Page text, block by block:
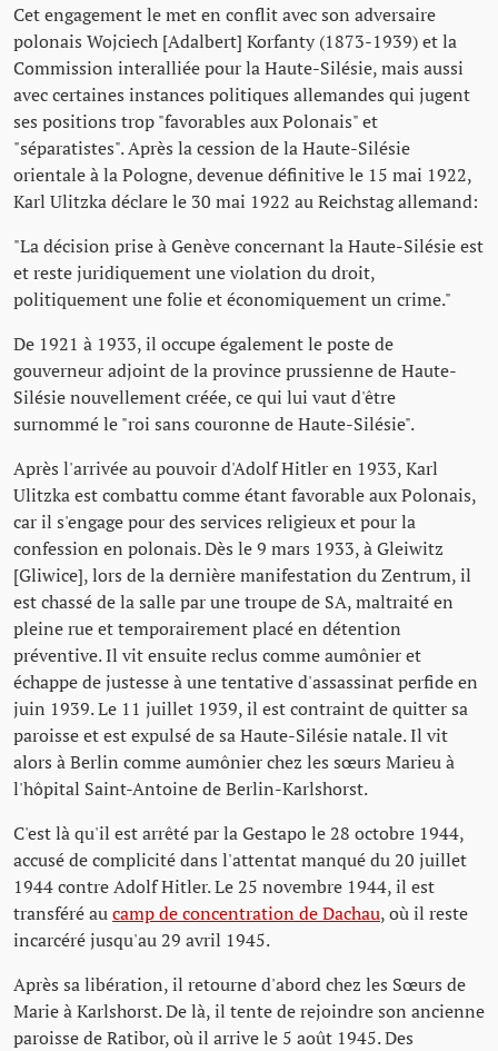
Cet engagement le met en conflit avec son adversaire
polonais Wojciech [Adalbert] Korfanty (1873-1939) et la
Commission interalliée pour la Haute-Silésie, mais aussi
avec certaines instances politiques allemandes qui jugent
ses positions trop "favorables aux Polonais" et
"séparatistes". Après la cession de la Haute-Silésie
orientale à la Pologne, devenue définitive le 15 mai 1922,
Karl Ulitzka déclare le 30 mai 1922 au Reichstag allemand:
"La décision prise à Genève concernant la Haute-Silésie est
et reste juridiquement une violation du droit,
politiquement une folie et économiquement un crime."
De 1921 à 1933, il occupe également le poste de
gouverneur adjoint de la province prussienne de Haute-
Silésie nouvellement créée, ce qui lui vaut d'être
surnommé le "roi sans couronne de Haute-Silésie".
Après l'arrivée au pouvoir d'Adolf Hitler en 1933, Karl
Ulitzka est combattu comme étant favorable aux Polonais,
car il s'engage pour des services religieux et pour la
confession en polonais. Dès le 9 mars 1933, à Gleiwitz
[Gliwice], lors de la dernière manifestation du Zentrum, il
est chassé de la salle par une troupe de SA, maltraité en
pleine rue et temporairement placé en détention
préventive. Il vit ensuite reclus comme aumônier et
échappe de justesse à une tentative d'assassinat perfide en
juin 1939. Le 11 juillet 1939, il est contraint de quitter sa
paroisse et est expulsé de sa Haute-Silésie natale. Il vit
alors à Berlin comme aumônier chez les sœurs Marieu à
l'hôpital Saint-Antoine de Berlin-Karlshorst.
C'est là qu'il est arrêté par la Gestapo le 28 octobre 1944,
accusé de complicité dans l'attentat manqué du 20 juillet
1944 contre Adolf Hitler. Le 25 novembre 1944, il est
transféré aucamp de concentration de Dachau, où il reste
incarcéré jusqu'au 29 avril 1945.
Après sa libération, il retourne d'abord chez les Sœurs de
Marie à Karlshorst. De là, il tente de rejoindre son ancienne
paroisse de Ratibor, où il arrive le 5 août 1945. Des